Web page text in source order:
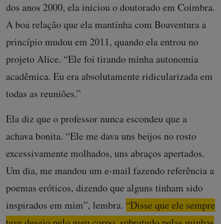
dos anos 2000, ela iniciou o doutorado em Coimbra.
A boa relação que ela mantinha com Boaventura a
princípio mudou em 2011, quando ela entrou no
projeto Alice. “Ele foi tirando minha autonomia
acadêmica. Eu era absolutamente ridicularizada em
todas as reuniões.”
Ela diz que o professor nunca escondeu que a
achava bonita. “Ele me dava uns beijos no rosto
excessivamente molhados, uns abraços apertados.
Um dia, me mandou um e-mail fazendo referência a
poemas eróticos, dizendo que alguns tinham sido
inspirados em mim”, lembra. “Disse que ele sempre